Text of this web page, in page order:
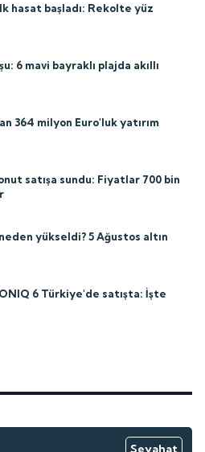
hasat başladı: Rekolte yüz
6 mavi bayraklı plajda akıllı
364 milyon Euro'luk yatırım
satışa sundu: Fiyatlar 700 bin
yükseldi? 5 Ağustos altın
6 Türkiye'de satışta: İşte
Seyahat